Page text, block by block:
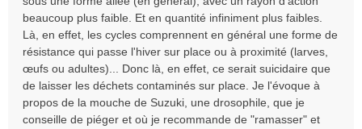
beaucoup plus faible. Et en quantité infiniment plus faibles.
Là, en effet, les cycles comprennent en général une forme de
résistance qui passe l'hiver sur place ou à proximité (larves,
œufs ou adultes)... Donc là, en effet, ce serait suicidaire que
de laisser les déchets contaminés sur place. Je l'évoque à
propos de la mouche de Suzuki, une drosophile, que je
conseille de piéger et où je recommande de "ramasser" et